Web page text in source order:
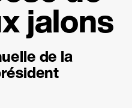
jalons
de la